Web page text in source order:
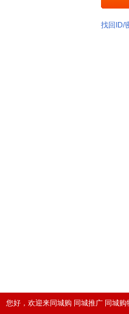
您好，欢迎来同城购 同城推广 同城购
找回ID/